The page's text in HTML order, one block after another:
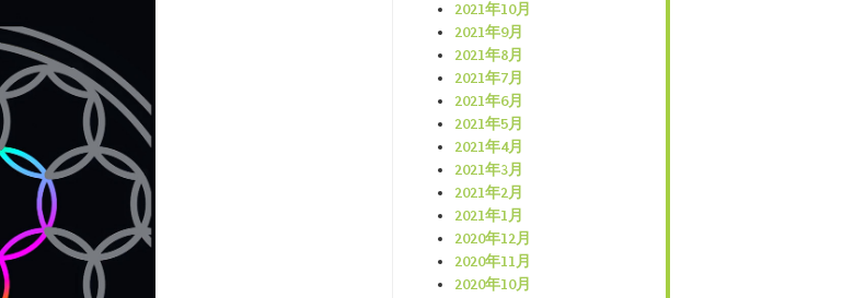
2021年10月
2021年9月
2021年8月
2021年7月
2021年6月
2021年5月
2021年4月
2021年3月
2021年2月
2021年1月
2020年12月
2020年11月
2020年10月